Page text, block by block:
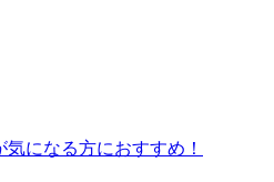
になる方におすすめ！